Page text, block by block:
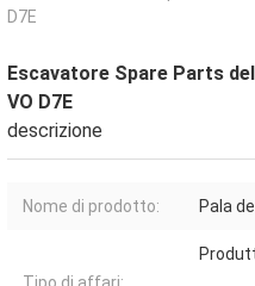
D7E
Escavatore Spare Parts
VO D7E
descrizione
Nome di prodotto: Pala